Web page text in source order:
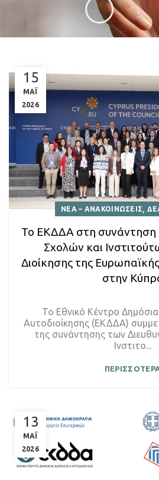
15
ΜΑΪ
2026
ΝΕΑ – ΑΝΑΚΟΙΝΩΣΕΙΣ,
Το ΕΚΔΔΑ στη συνάντηση
Σχολών και
Διοίκησης της
στην
Το Εθνικό Κέντρο
Αυτοδιοίκησης (ΕΚΔΔΑ)
της συνάντησης των
Ινστιτο...
13
ΜΑΪ
2026